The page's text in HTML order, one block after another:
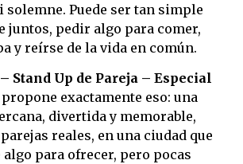
Puede ser tan simple
juntos, pedir algo para comer,
y reírse de la vida en común.
Stand Up de Pareja – Especial
propone exactamente eso: una
divertida y memorable,
reales, en una ciudad que
para ofrecer, pero pocas